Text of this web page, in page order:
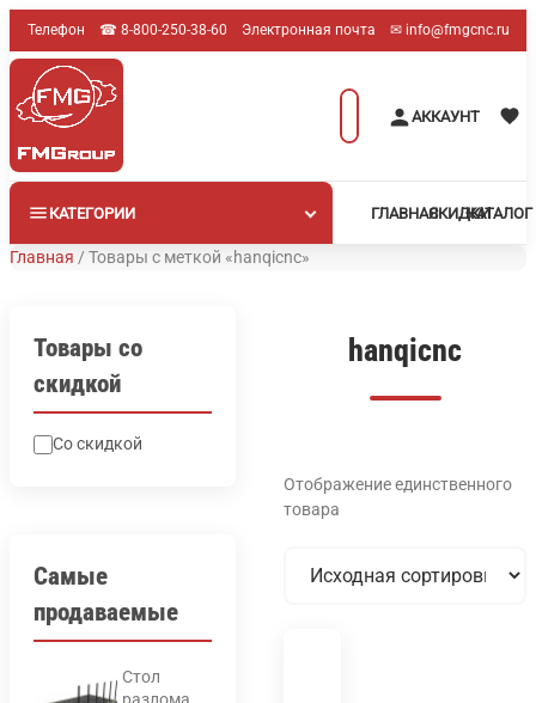
Перейти
к
содержимому
Телефон ☎︎ 8-800-250-38-60 Электронная почта ✉︎ info@fmgcnc.ru
Поиск
товаров
АККАУНТ
КАТЕГОРИИ ГЛАВНАЯ КАТАЛОГ
СКИДКИ
Главная /Товары с меткой «hanqicnc»
Товары со
скидкой
Со скидкой
Самые
продаваемые
Стол
разлома
hanqicnc
Отображение единственного
товара